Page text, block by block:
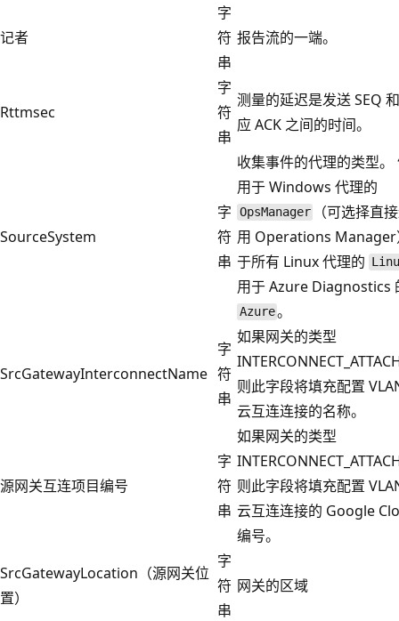
记者
字
符
串
报告流的一端。
Rttmsec
字
符
串
测量的延迟是发送 SEQ
应 ACK 之间的时间。
SourceSystem
字
符
串
收集事件的代理的类型。
用于 Windows 代理的
OpsManager
（可选择直
用 Operations Manager
于所有 Linux 代理的
用于 Azure Diagnostics
Azure。
SrcGatewayInterconnectName
字
符
串
如果网关的类型
则此字段将填充配置
云互连连接的名称。
源网关互连项目编号
字
符
串
如果网关的类型
则此字段将填充配置
云互连连接的 Google
编号。
SrcGatewayLocation（源网关位
置）
字
符
串
网关的区域